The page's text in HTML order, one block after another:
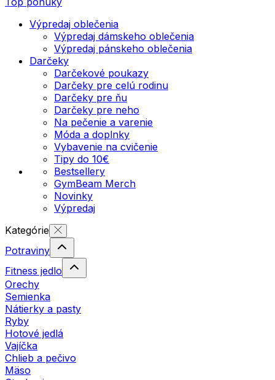
Výpredaj oblečenia
Výpredaj dámskeho oblečenia
Výpredaj pánskeho oblečenia
Darčeky
Darčekové poukazy
Darčeky pre celú rodinu
Darčeky pre ňu
Darčeky pre neho
Na pečenie a varenie
Móda a doplnky
Vybavenie na cvičenie
Tipy do 10€
Bestsellery
GymBeam Merch
Novinky
Výpredaj
Kategórie
Potraviny
Fitness jedlo
Orechy
Semienka
Nátierky a pasty
Ryby
Hotové jedlá
Vajíčka
Chlieb a pečivo
Mäso